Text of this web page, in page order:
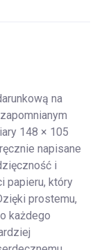
na
148 × 105
napisane
i
papieru, który
prostemu,
każdego